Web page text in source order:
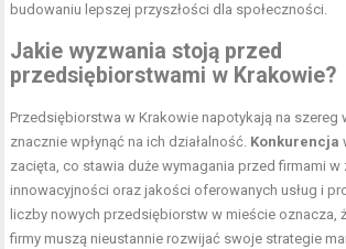
budowaniu lepszej przyszłości dla społeczności.
Jakie wyzwania stoją przed
przedsiębiorstwami w Krakowie?
Przedsiębiorstwa w Krakowie napotykają na szereg
znacznie wpłynąć na ich działalność. Konkurencja
zacięta, co stawia duże wymagania przed firmami w
innowacyjności oraz jakości oferowanych usług i
liczby nowych przedsiębiorstw w mieście oznacza,
firmy muszą nieustannie rozwijać swoje strategie